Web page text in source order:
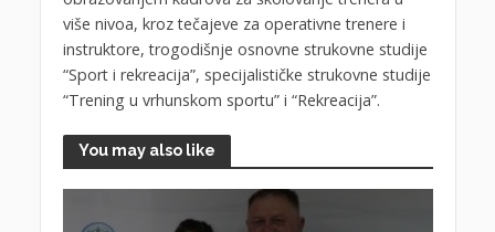
više nivoa, kroz tečajeve za operativne trenere i
instruktore, trogodišnje osnovne strukovne studije
“Sport i rekreacija”, specijalističke strukovne studije
“Trening u vrhunskom sportu” i “Rekreacija”.
You may also like